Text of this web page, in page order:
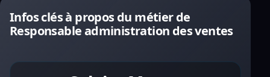
Infos clés à propos du métier de
Responsable administration des ventes